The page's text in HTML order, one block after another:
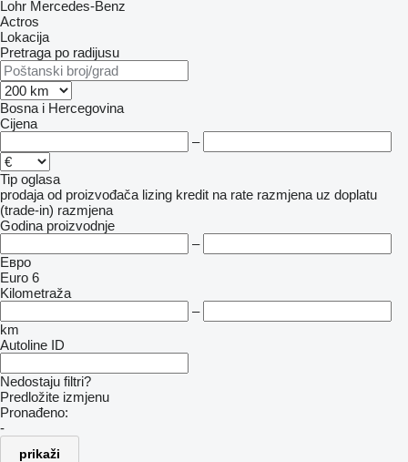
Lohr Mercedes-Benz
Actros
Lokacija
Pretraga po radijusu
Bosna i Hercegovina
Cijena
–
Tip oglasa
prodaja od proizvođača lizing kredit na rate razmjena uz doplatu
(trade-in) razmjena
Godina proizvodnje
–
Евро
Euro 6
Kilometraža
–
km
Autoline ID
Nedostaju filtri?
Predložite izmjenu
Pronađeno:
-
prikaži